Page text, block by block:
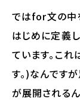
ではfor文の中
はじめに定義
ています。こ
す。)なんです
が展開される